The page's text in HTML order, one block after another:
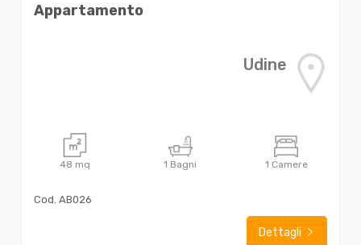
Appartamento
Udine
48 mq 1 Bagni 1 Camere
Cod. AB026
Dettagli